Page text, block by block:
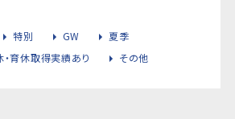
特別 GW
夏季
・育休取得実績あり その他